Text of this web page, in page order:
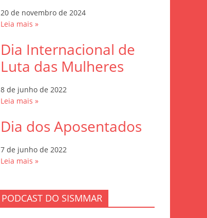
20 de novembro de 2024
Leia mais »
Dia Internacional de
Luta das Mulheres
8 de junho de 2022
Leia mais »
Dia dos Aposentados
7 de junho de 2022
Leia mais »
PODCAST DO SISMMAR